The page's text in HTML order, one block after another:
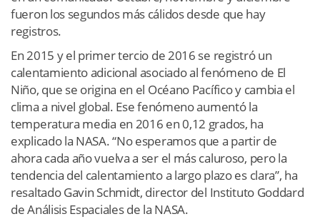
fueron los segundos más cálidos desde que hay
registros.
En 2015 y el primer tercio de 2016 se registró un
calentamiento adicional asociado al fenómeno de El
Niño, que se origina en el Océano Pacífico y cambia el
clima a nivel global. Ese fenómeno aumentó la
temperatura media en 2016 en 0,12 grados, ha
explicado la NASA. “No esperamos que a partir de
ahora cada año vuelva a ser el más caluroso, pero la
tendencia del calentamiento a largo plazo es clara”, ha
resaltado Gavin Schmidt, director del Instituto Goddard
de Análisis Espaciales de la NASA.